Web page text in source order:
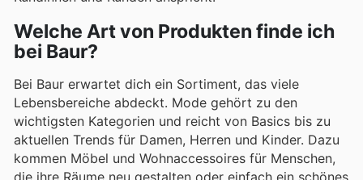
Welche Art von Produkten finde ich
bei Baur?
Bei Baur erwartet dich ein Sortiment, das viele
Lebensbereiche abdeckt. Mode gehört zu den
wichtigsten Kategorien und reicht von Basics bis zu
aktuellen Trends für Damen, Herren und Kinder. Dazu
kommen Möbel und Wohnaccessoires für Menschen,
die ihre Räume neu gestalten oder einfach ein schönes